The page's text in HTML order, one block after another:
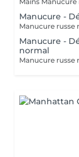
Manucure -
Manucure -
normal